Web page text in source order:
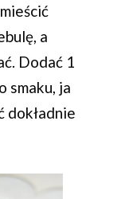
a
Dodać 1
smaku, ja
dokładnie